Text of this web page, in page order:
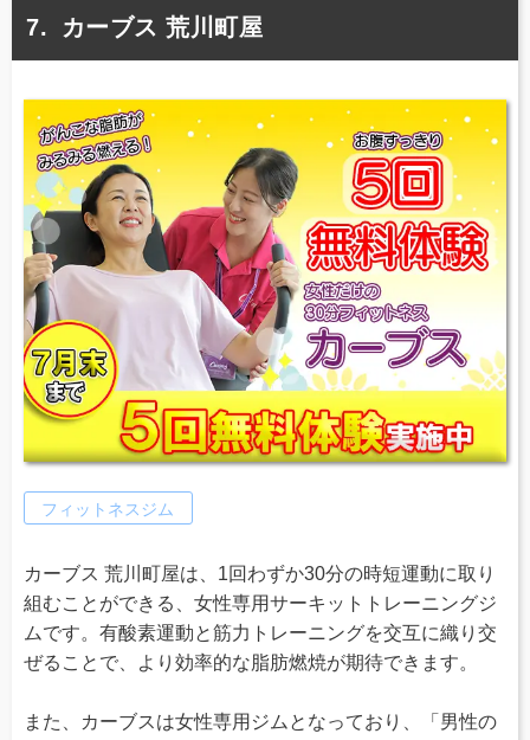
カーブス 荒川町屋
フィットネスジム
カーブス 荒川町屋は、1回わずか30分の時短運動に取り
組むことができる、女性専用サーキットトレーニングジ
ムです。有酸素運動と筋力トレーニングを交互に織り交
ぜることで、より効率的な脂肪燃焼が期待できます。
また、カーブスは女性専用ジムとなっており、「男性の